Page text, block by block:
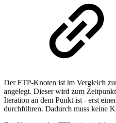
Der FTP-Knoten ist im Vergleich
angelegt. Dieser wird zum
Iteration an dem Punkt ist - erst
durchführen. Dadurch muss keine